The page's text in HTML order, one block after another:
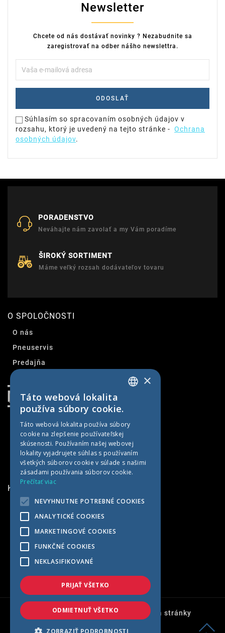
Newsletter
Chcete od nás dostávať novinky ? Nezabudnite sa
zaregistrovať na odber nášho newslettra.
Súhlasím so spracovaním osobných údajov v
rozsahu, ktorý je uvedený na tejto stránke - Ochrana
osobných údajov.
PORADENSTVO
Neváhajte nám zavolať a my Vám poradíme
ŠIROKÝ SORTIMENT
Máme veľký rozsah dodávateľov tovaru
O SPOLOČNOSTI
O nás
Pneuservis
Predajňa
KONTAKTNÉ INFORMÁCIE
MET AGRO
Kočín 100
922 04 Kočín-Lančár
Slovensko
+421 33 7791569
met@met-agro.sk
Ochrana osobných údajov
Mapa stránky
© 2026 - Met-agro s.r.o.
SLOVAK
GERMAN
HUNGARIAN
×
Táto webová lokalita
používa súbory cookie.
Táto webová lokalita používa súbory
cookie na zlepšenie používateľskej
skúsenosti. Používaním našej webovej
lokality vyjadrujete súhlas s používaním
všetkých súborov cookie v súlade s našimi
zásadami používania súborov cookie.
Prečítať viac
NEVYHNUTNE POTREBNÉ COOKIES
ANALYTICKÉ COOKIES
MARKETINGOVÉ COOKIES
FUNKČNÉ COOKIES
NEKLASIFIKOVANÉ
PRIJAŤ VŠETKO
ODMIETNUŤ VŠETKO
ZOBRAZIŤ PODROBNOSTI